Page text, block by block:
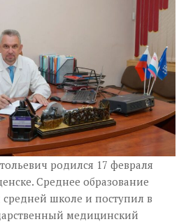
родился 17 февраля
Среднее образование
школе и поступил в
медицинский